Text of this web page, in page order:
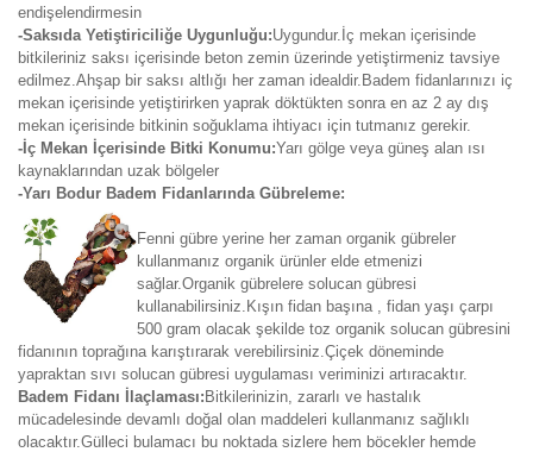
endişelendirmesin
-Saksıda Yetiştiriciliğe Uygunluğu:Uygundur.İç mekan içerisinde
bitkileriniz saksı içerisinde beton zemin üzerinde yetiştirmeniz tavsiye
edilmez.Ahşap bir saksı altlığı her zaman idealdir.Badem fidanlarınızı iç
mekan içerisinde yetiştirirken yaprak döktükten sonra en az 2 ay dış
mekan içerisinde bitkinin soğuklama ihtiyacı için tutmanız gerekir.
-İç Mekan İçerisinde Bitki Konumu:Yarı gölge veya güneş alan ısı
kaynaklarından uzak bölgeler
-Yarı Bodur Badem Fidanlarında Gübreleme:
Fenni gübre yerine her zaman organik gübreler
kullanmanız organik ürünler elde etmenizi
sağlar.Organik gübrelere solucan gübresi
kullanabilirsiniz.Kışın fidan başına , fidan yaşı çarpı
500 gram olacak şekilde toz organik solucan gübresini
fidanının toprağına karıştırarak verebilirsiniz.Çiçek döneminde
yapraktan sıvı solucan gübresi uygulaması veriminizi artıracaktır.
Badem Fidanı İlaçlaması: Bitkilerinizin, zararlı ve hastalık
mücadelesinde devamlı doğal olan maddeleri kullanmanız sağlıklı
olacaktır.Gülleci bulamacı bu noktada sizlere hem böcekler hemde